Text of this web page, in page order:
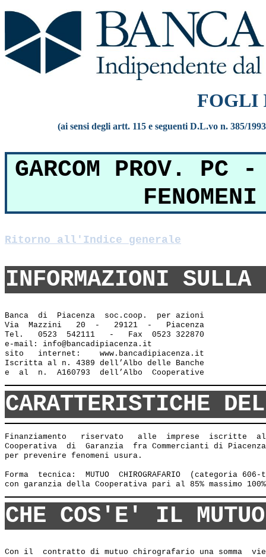
FOGLI
(ai sensi degli artt. 115 e seguenti D.L.vo n. 385/
GARCOM PROV. PC
Ritorno all'Indice generale
INFORMAZIONI SULLA
Banca  di  Piacenza  soc.coop.  per azioni
Via  Mazzini   20  -   29121  -   Piacenza
Tel.   0523  542111   -   Fax  0523 322870
e-mail: info@bancadipiacenza.it
sito   internet:    www.bancadipiacenza.it
Iscritta al n. 4389 dell’Albo delle Banche
CARATTERISTICHE DEL
Finanziamento   riservato   alle  imprese  iscritte
Cooperativa  di  Garanzia  fra Commercianti di Piacenza
per prevenire fenomeni usura.
Forma  tecnica:  MUTUO  CHIROGRAFARIO  (categoria
CHE COS'E' IL MUTUO
Con il  contratto di mutuo chirografario una somma